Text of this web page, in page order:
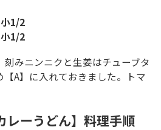
1/2
1/2
みニンニクと生姜はチューブタ
A】に入れておきました。トマ
レーうどん】料理手順